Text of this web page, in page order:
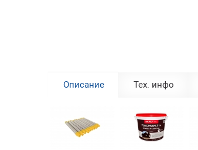
Описание Тех. инфо